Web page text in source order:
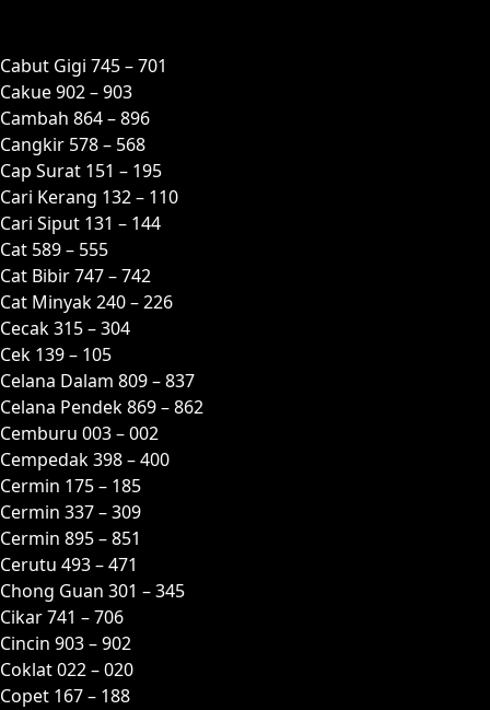
Cabut Gigi 745 – 701
Cakue 902 – 903
Cambah 864 – 896
Cangkir 578 – 568
Cap Surat 151 – 195
Cari Kerang 132 – 110
Cari Siput 131 – 144
Cat 589 – 555
Cat Bibir 747 – 742
Cat Minyak 240 – 226
Cecak 315 – 304
Cek 139 – 105
Celana Dalam 809 – 837
Celana Pendek 869 – 862
Cemburu 003 – 002
Cempedak 398 – 400
Cermin 175 – 185
Cermin 337 – 309
Cermin 895 – 851
Cerutu 493 – 471
Chong Guan 301 – 345
Cikar 741 – 706
Cincin 903 – 902
Coklat 022 – 020
Copet 167 – 188